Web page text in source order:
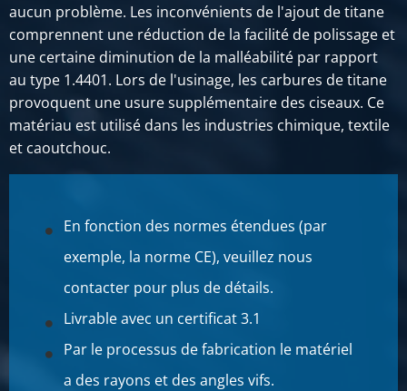
aucun problème. Les inconvénients de l'ajout de titane
comprennent une réduction de la facilité de polissage et
une certaine diminution de la malléabilité par rapport
au type 1.4401. Lors de l'usinage, les carbures de titane
provoquent une usure supplémentaire des ciseaux. Ce
matériau est utilisé dans les industries chimique, textile
et caoutchouc.
En fonction des normes étendues (par
exemple, la norme CE), veuillez nous
contacter pour plus de détails.
Livrable avec un certificat 3.1
Par le processus de fabrication le matériel
a des rayons et des angles vifs.